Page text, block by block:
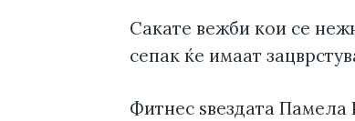
Сакате вежби кои се
сепак ќе имаат
Фитнес ѕвездата Памела